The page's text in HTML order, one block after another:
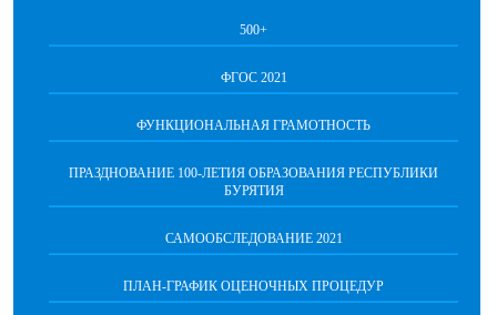
500+
ФГОС 2021
ФУНКЦИОНАЛЬНАЯ ГРАМОТНОСТЬ
ПРАЗДНОВАНИЕ 100-ЛЕТИЯ ОБРАЗОВАНИЯ РЕСПУБЛИКИ
БУРЯТИЯ
САМООБСЛЕДОВАНИЕ 2021
ПЛАН-ГРАФИК ОЦЕНОЧНЫХ ПРОЦЕДУР